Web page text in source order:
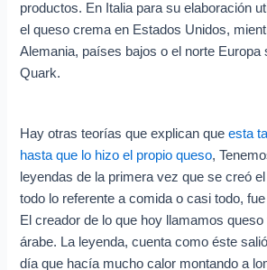
productos. En Italia para su elaboración
el queso crema en Estados Unidos,
Alemania, países bajos o el norte Europa
Quark.
Hay otras teorías que explican queesta
hasta que lo hizo el propio queso,
leyendas de la primera vez que se creó
todo lo referente a comida o casi todo,
El creador de lo que hoy llamamos
árabe. La leyenda, cuenta como éste
día que hacía mucho calor montando a